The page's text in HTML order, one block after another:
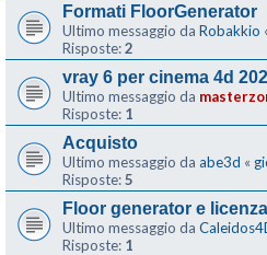
Formati FloorGenerator
Ultimo messaggio da Robakkio
Risposte:2
vray 6 per cinema 4d
Ultimo messaggio da
Risposte: 1
Acquisto
Ultimo messaggio da abe3d «
Risposte:5
Floor generator e
Ultimo messaggio da
Risposte: 1